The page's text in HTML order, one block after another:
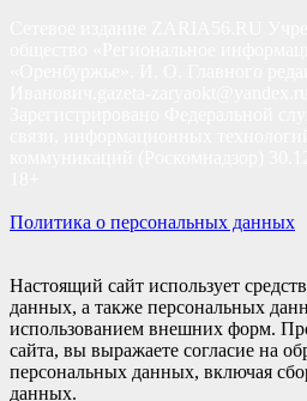
Политика о персональных данных
Настоящий сайт использует
данных, а также персональных
использованием внешних форм.
сайта, вы выражаете согласие на
персональных данных, включая
данных.